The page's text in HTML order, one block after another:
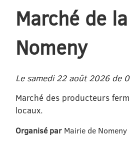
Marché de
Nomeny
Le samedi 22 août 2026 de
Marché des producteurs
locaux.
Organisé par Mairie de Nomeny